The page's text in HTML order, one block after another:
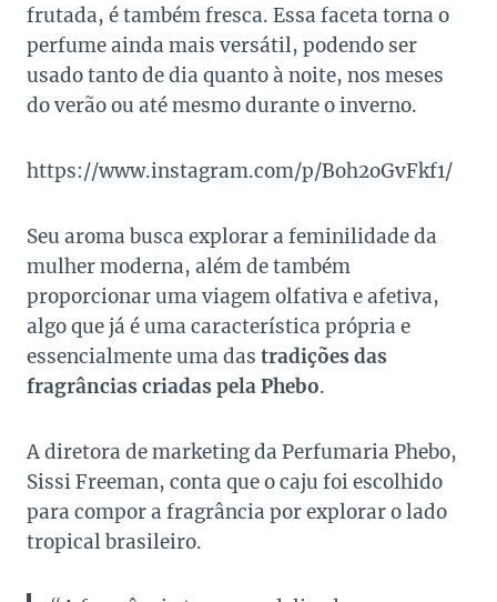
frutada, é também fresca. Essa faceta torna o
perfume ainda mais versátil, podendo ser
usado tanto de dia quanto à noite, nos meses
do verão ou até mesmo durante o inverno.
https://www.instagram.com/p/Boh2oGvFkf1/
Seu aroma busca explorar a feminilidade da
mulher moderna, além de também
proporcionar uma viagem olfativa e afetiva,
algo que já é uma característica própria e
essencialmente uma das tradições das
fragrâncias criadas pela Phebo.
A diretora de marketing da Perfumaria Phebo,
Sissi Freeman, conta que o caju foi escolhido
para compor a fragrância por explorar o lado
tropical brasileiro.